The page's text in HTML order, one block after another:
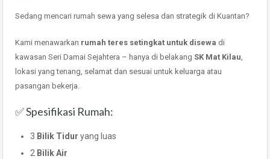
Sedang mencari rumah sewa yang selesa dan strategik di Kuantan?
Kami menawarkan rumah teres setingkat untuk disewa di
kawasan Seri Damai Sejahtera – hanya di belakang SK Mat Kilau,
lokasi yang tenang, selamat dan sesuai untuk keluarga atau
pasangan bekerja.
✅ Spesifikasi Rumah:
3 Bilik Tidur yang luas
2 Bilik Air